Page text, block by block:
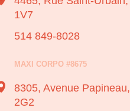
1V7
514 849-8028
MAXI CORPO #8675
8305, Avenue Papineau,
2G2